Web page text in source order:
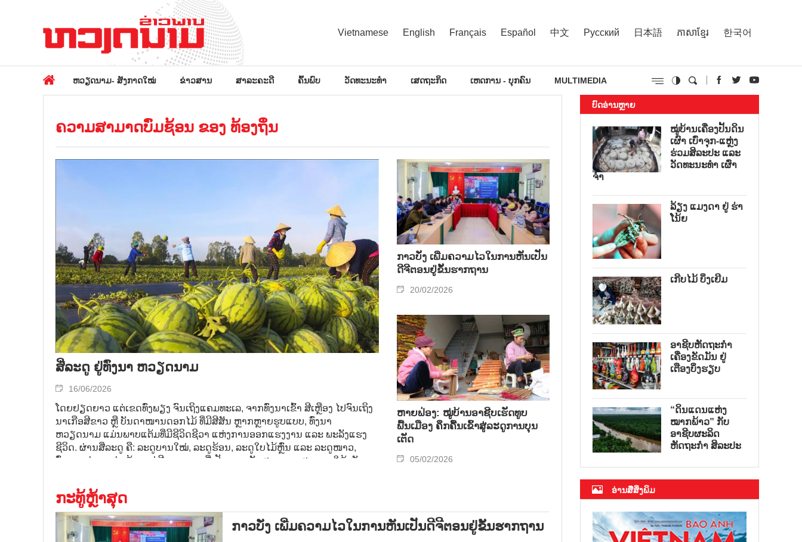
Vietnamese English Français Español 中文 Русский 日本語 ភាសាខ្មែរ 한국어
ຫວຽດນາມ- ສັງກາດໃໝ່ ຂ່າວສານ ສາລະຄະດີ ຄົ້ນພົບ ວັດທະນະທຳ ເສດຖະກິດ ເຫດການ - ບຸກຄົນ MULTIMEDIA
ຄວາມສາມາດບົ່ມຊ້ອນ ຂອງ ທ້ອງຖິ່ນ
ສີ່ລະດູ ຢູ່ທົ່ງນາ ຫວຽດນາມ
16/06/2026
ໂດຍຢຽດຍາວ ແຕ່ເຂດທົ່ງພຽງ ຈົນເຖິງແຄມທະເລ, ຈາກທົ່ງນາເຂົ້າ ສີເຫຼືອງ ໄປຈົນເຖິງ
ນາເກືອສີຂາວ ຫຼື ບັນດາໜານດອກໄມ້ ທີ່ມີສີສັນ ຫຼາກຫຼາຍຮູບແບບ, ທົ່ງນາ
ຫວຽດນາມ ແມ່ນພາບແຕ້ມທ່ີມີຊີວິດຊີວາ ແຫ່ງການອອກແຮງງານ ແລະ ພະລັງແຮງ
ຊີວິດ. ຜ່ານສີ່ລະດູ ຄື: ລະດູບານໃໝ່, ລະດູຮ້ອນ, ລະດູໃບໄມ້ຫຼົ່ນ ແລະ ລະດູໜາວ,
ທົ່ງນາ ແຕ່ລະແຫ່ງ ລ້ວນແຕ່ມີຄວາມງາມທ່ີເປັນເອກະລັກສະເພາະ, ສະແດງ ໃຫ້ເຫັນ
ຫວຽດນາມ.
ກາວ​ບັ່ງ ເພີ່ມ​​ຄວາມ​ໄວ​ໃນ​ການ​ຫັນ​ເປັນ​
ດີ​ຈີ​ຕອນ​ຢູ່​ຂັ້ນ​ຮາກ​ຖານ
20/02/2026
ຫາຍຟ່ອງ: ໝູ່ບ້ານອາຊີບເຮັດທູບ
ພື້ນເມືອງ ຄຶກຄື້ນເຂົ້າສູ່ລະດູການບຸນ
ເຕັດ
05/02/2026
ກະທູ້ຫຼ້າສຸດ
ກາວ​ບັ່ງ ເພີ່ມ​​ຄວາມ​ໄວ​ໃນ​ການ​ຫັນ​ເປັນ​ດີ​ຈີ​ຕອນ​ຢູ່​ຂັ້ນ​ຮາກ​ຖານ
ບົດອ່ານຫຼາຍ
ໝູ່ບ້ານເຄື່ອງປັ້ນດິນ
ເຜົາ ເບົ່າຈຸກ-ແຫຼ່ງ
ຮ່ວມສິລະປະ ແລະ
ວັດທະນະທໍາ ເຜົ່າ
ຈໍາ
ລ້ຽງ ແມງດາ ຢູ່ ຮ່າ
ໂນ້ຍ
ເກີບໄມ້ ບິ່ງເຍີມ
ອາຊີບຫັດຖະກຳ
ເຄື່ອງຂັດມັນ ຢູ່
ເຕືອງບິ່ງຮຽບ
“ດິນແດນແຫ່ງ
ໝາກພ້າວ” ກັບ
ອາຊີບຜະລິດ
ຫັດຖະກຳ ສິລະປະ
ອ່ານສື່ສິ່ງພິມ